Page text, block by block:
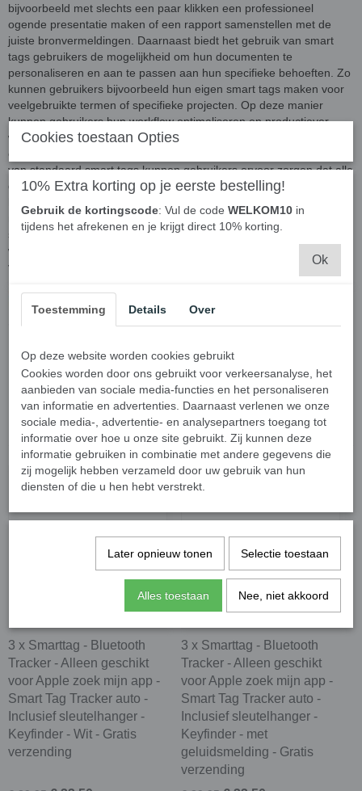
bijvoorbeeld met slechts een paar klikken een professioneel
ogende presentatie maken of een rapport samenstellen met de
juiste bronvermeldingen. Daarnaast biedt het gebruik van smart
tags gebruikers de mogelijkheid om hun documenten te
personaliseren en aan te passen aan hun specifieke behoeften. Zo
kunnen gebruikers bijvoorbeeld hun eigen smart tags maken voor
veelgebruikte termen of specifieke projecten. Op deze manier
kunnen gebruikers hun workflow optimaliseren en productiever
werken. Tot slot kan het gebruik van smart tags gebruikers helpen
om consistentie te bewaren in hun documenten. Door het gebruik
van standaard smart tags kunnen gebruikers ervoor zorgen dat alle
documenten binnen een organisatie dezelfde opmaak en structuur
maar maakt het ook makkelijker om documenten te delen en
samen te werken met anderen. Kortom, smart tags zijn een
waardevolle tool voor gebruikers die hun documenten willen
verbeteren en hun productiviteit willen verhogen.
+ geweldig!
Sorteer op:
3 x Smarttag - Bluetooth
Tracker - Alleen geschikt
voor Apple zoek mijn app -
Smart Tag Tracker auto -
Inclusief sleutelhanger -
Keyfinder - Wit - Gratis
verzending
3 x Smarttag - Bluetooth
Tracker - Alleen geschikt
voor Apple zoek mijn app -
Smart Tag Tracker auto -
Inclusief sleutelhanger -
Keyfinder - met
geluidsmelding - Gratis
verzending
Cookies toestaan Opties
10% Extra korting op je eerste bestelling!
Gebruik de kortingscode: Vul de code WELKOM10 in
tijdens het afrekenen en je krijgt direct 10% korting.
Ok
Toestemming Details Over
Op deze website worden cookies gebruikt
Cookies worden door ons gebruikt voor verkeersanalyse, het
aanbieden van sociale media-functies en het personaliseren
van informatie en advertenties. Daarnaast verlenen we onze
sociale media-, advertentie- en analysepartners toegang tot
informatie over hoe u onze site gebruikt. Zij kunnen deze
informatie gebruiken in combinatie met andere gegevens die
zij mogelijk hebben verzameld door uw gebruik van hun
diensten of die u hen hebt verstrekt.
Later opnieuw tonen Selectie toestaan
Alles toestaan Nee, niet akkoord